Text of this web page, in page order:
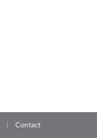
Contact